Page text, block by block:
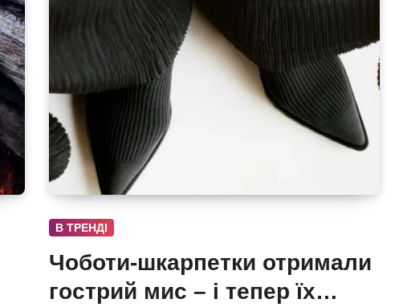
В ТРЕНДІ
Чоботи-шкарпетки отримали
гострий мис – і тепер їх